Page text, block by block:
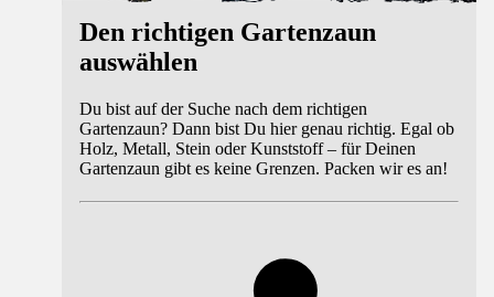
Den richtigen Gartenzaun
auswählen
Du bist auf der Suche nach dem richtigen
Gartenzaun? Dann bist Du hier genau richtig. Egal ob
Holz, Metall, Stein oder Kunststoff – für Deinen
Gartenzaun gibt es keine Grenzen. Packen wir es an!